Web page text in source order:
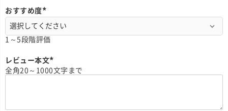
おすすめ度
必
須
)
1～5段階評価
レビュー本文
(
全角20～1000文字まで